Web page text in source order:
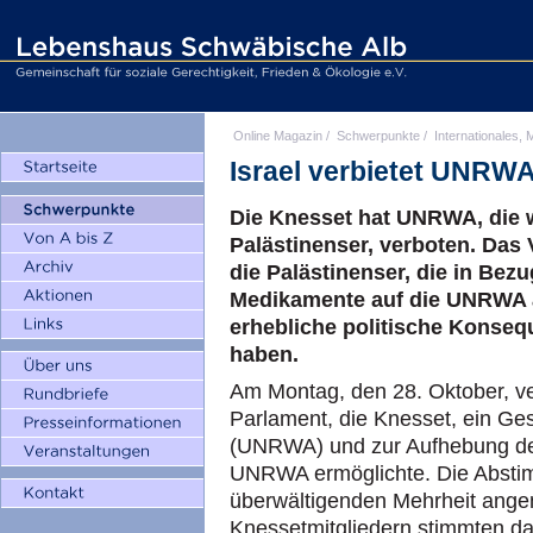
Online Magazin / Schwerpunkte / Internationales,
Israel verbietet
Die Knesset hat UNRWA,
Palästinenser, verboten.
die Palästinenser, die in
Medikamente auf die
erhebliche politische
haben.
Am Montag, den 28. Oktober,
Parlament, die Knesset, ein
(UNRWA) und zur Aufhebung
UNRWA ermöglichte. Die
überwältigenden Mehrheit
Knessetmitgliedern stimmten